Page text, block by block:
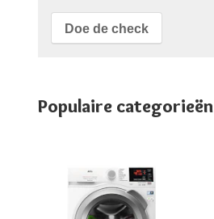
Doe de check
Populaire categorieën